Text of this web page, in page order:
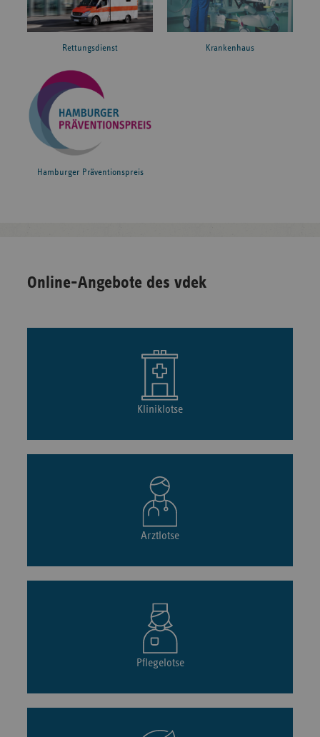
Rettungsdienst Krankenhaus
Hamburger Präventionspreis
Online-Angebote des vdek
Kliniklotse
Arztlotse
Pflegelotse